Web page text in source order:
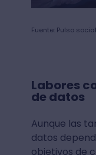
Fuente: Pulso social
Labores
de datos
Aunque las
datos
objetivos de